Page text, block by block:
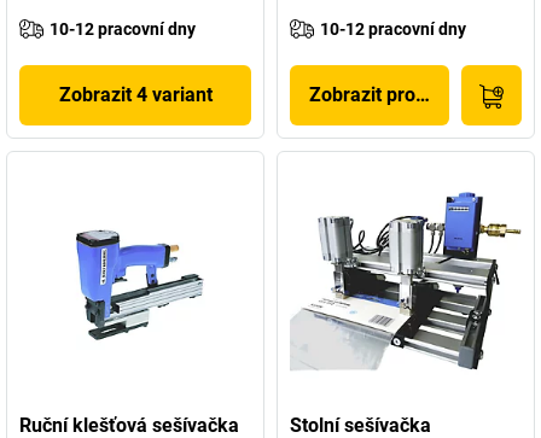
10-12 pracovní dny
Zobrazit 4 variant
10-12 pracovní dny
Zobrazit produkt
Ruční klešťová sešívačka Stolní sešívačka